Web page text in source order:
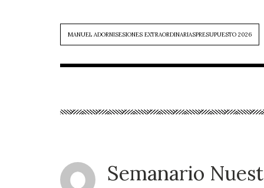
MANUEL ADORNISESIONES EXTRAORDINARIASPRESUPUESTO 2026
Semanario